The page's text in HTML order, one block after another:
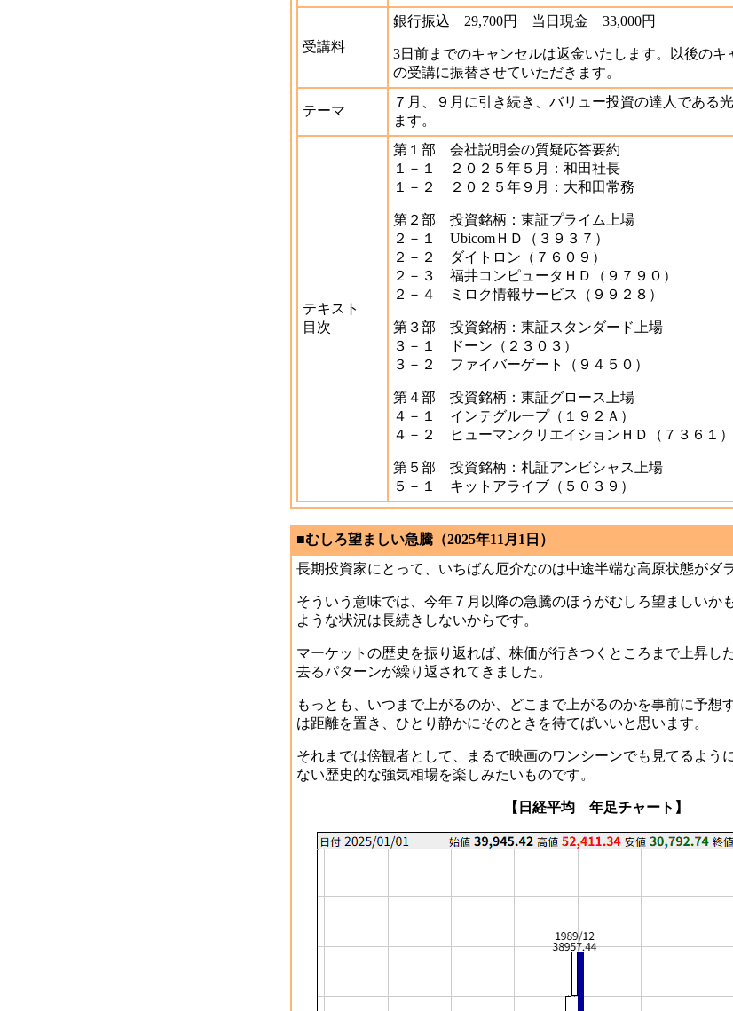
受講料
銀行振込 29,700円 当日現金 33,000円
3日前までのキャンセルは返金いたします。以後の
の受講に振替させていただきます。
テーマ
７月、９月に引き続き、バリュー投資の達人である
ます。
テキスト
目次
第１部 会社説明会の質疑応答要約
１－１ ２０２５年５月：和田社長
１－２ ２０２５年９月：大和田常務
第２部 投資銘柄：東証プライム上場
２－１ UbicomＨＤ（３９３７）
２－２ ダイトロン（７６０９）
２－３ 福井コンピュータＨＤ（９７９０）
２－４ ミロク情報サービス（９９２８）
第３部 投資銘柄：東証スタンダード上場
３－１ ドーン（２３０３）
３－２ ファイバーゲート（９４５０）
第４部 投資銘柄：東証グロース上場
４－１ インテグループ（１９２Ａ）
４－２ ヒューマンクリエイションＨＤ（７３６１）
第５部 投資銘柄：札証アンビシャス上場
５－１ キットアライブ（５０３９）
■むしろ望ましい急騰（2025年11月1日）
長期投資家にとって、いちばん厄介なのは中途半端な高原状態がダ
そういう意味では、今年７月以降の急騰のほうがむしろ望ましいか
ような状況は長続きしないからです。
マーケットの歴史を振り返れば、株価が行きつくところまで上昇し
去るパターンが繰り返されてきました。
もっとも、いつまで上がるのか、どこまで上がるのかを事前に予想
は距離を置き、ひとり静かにそのときを待てばいいと思います。
それまでは傍観者として、まるで映画のワンシーンでも見てるよう
ない歴史的な強気相場を楽しみたいものです。
【日経平均 年足チャート】